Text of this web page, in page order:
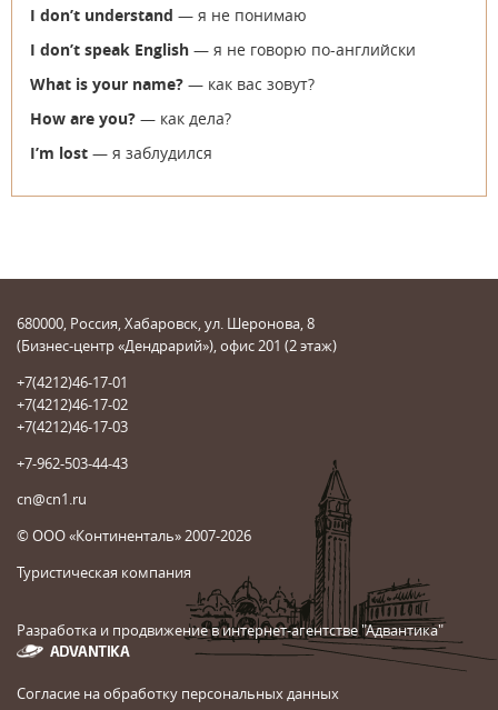
I don’t understand — я не понимаю
I don’t speak English — я не говорю по-английски
What is your name? — как вас зовут?
How are you? — как дела?
I’m lost — я заблудился
680000, Россия, Хабаровск, ул. Шеронова, 8
(Бизнес-центр «Дендрарий»), офис 201 (2 этаж)
+7(4212)46-17-01
+7(4212)46-17-02
+7(4212)46-17-03
+7-962-503-44-43
cn@cn1.ru
© ООО «Континенталь» 2007-2026
Туристическая компания
Разработка и продвижение в интернет-агентстве "Адвантика"
Согласие на обработку персональных данных